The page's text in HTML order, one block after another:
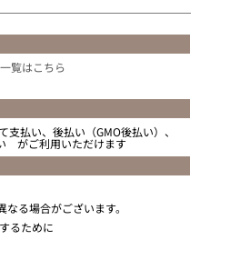
覧はこちら
払い、後払い（GMO後払い）、
がご利用いただけます
る場合がございます。
るために